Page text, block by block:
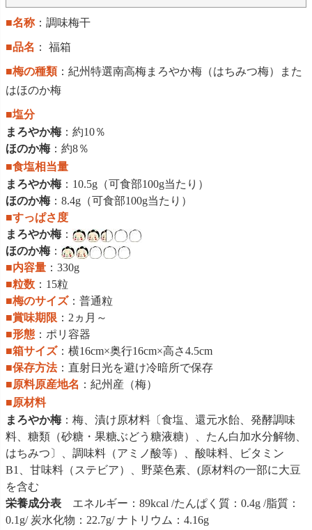
■名称：調味梅干
■品名 ： 福箱
■梅の種類：紀州特選南高梅まろやか梅（はちみつ梅）また
はほのか梅
■塩分
まろやか梅：約10％
ほのか梅：約8％
■食塩相当量
まろやか梅：10.5g（可食部100g当たり）
ほのか梅：8.4g（可食部100g当たり）
■すっぱさ度
まろやか梅：
ほのか梅：
■内容量 ：330g
■粒数 ：15粒
■梅のサイズ：普通粒
■賞味期限 ：2ヵ月～
■形態 ：ポリ容器
■箱サイズ：横16cm×奥行16cm×高さ4.5cm
■保存方法：直射日光を避け冷暗所で保存
■原料原産地名 ：紀州産（梅）
■原材料
まろやか梅：梅、漬け原材料〔食塩、還元水飴、発酵調味
料、糖類（砂糖・果糖ぶどう糖液糖）、たん白加水分解物、
はちみつ〕、調味料（アミノ酸等）、酸味料、ビタミン
B1、甘味料（ステビア）、野菜色素、(原材料の一部に大豆
を含む
栄養成分表 エネルギー：89kcal /たんぱく質：0.4g /脂質：
0.1g/ 炭水化物：22.7g/ ナトリウム：4.16g